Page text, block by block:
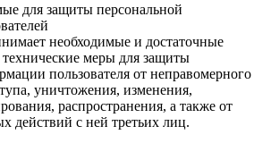
для защиты персональной
необходимые и достаточные
меры для защиты
пользователя от неправомерного
уничтожения, изменения,
распространения, а также от
действий с ней третьих лиц.